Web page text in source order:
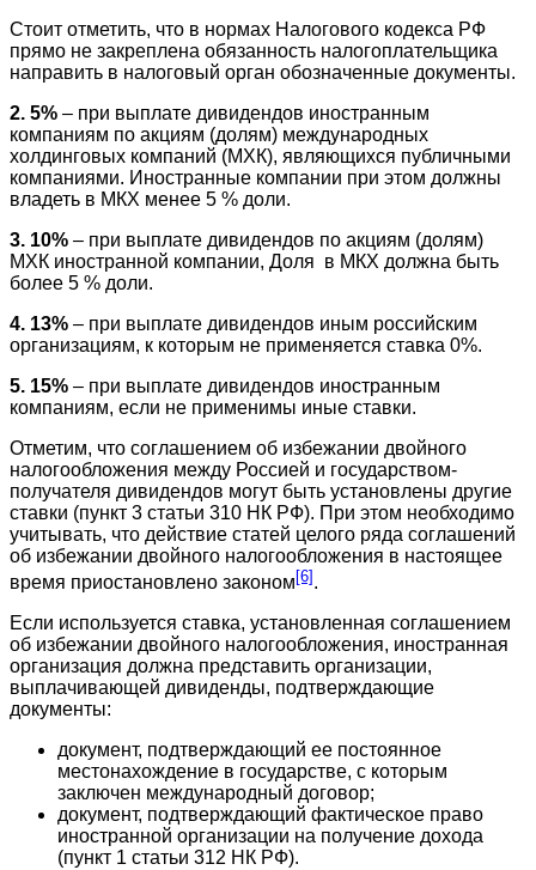
Стоит отметить, что в нормах Налогового кодекса РФ
прямо не закреплена обязанность налогоплательщика
направить в налоговый орган обозначенные документы.
2. 5% – при выплате дивидендов иностранным
компаниям по акциям (долям) международных
холдинговых компаний (МХК), являющихся публичными
компаниями. Иностранные компании при этом должны
владеть в МКХ менее 5 % доли.
3. 10% – при выплате дивидендов по акциям (долям)
МХК иностранной компании, Доля в МКХ должна быть
более 5 % доли.
4. 13% – при выплате дивидендов иным российским
организациям, к которым не применяется ставка 0%.
5. 15% – при выплате дивидендов иностранным
компаниям, если не применимы иные ставки.
Отметим, что соглашением об избежании двойного
налогообложения между Россией и государством-
получателя дивидендов могут быть установлены другие
ставки (пункт 3 статьи 310 НК РФ). При этом необходимо
учитывать, что действие статей целого ряда соглашений
об избежании двойного налогообложения в настоящее
время приостановлено законом [6] .
Если используется ставка, установленная соглашением
об избежании двойного налогообложения, иностранная
организация должна представить организации,
выплачивающей дивиденды, подтверждающие
документы:
документ, подтверждающий ее постоянное
местонахождение в государстве, с которым
заключен международный договор;
документ, подтверждающий фактическое право
иностранной организации на получение дохода
(пункт 1 статьи 312 НК РФ).